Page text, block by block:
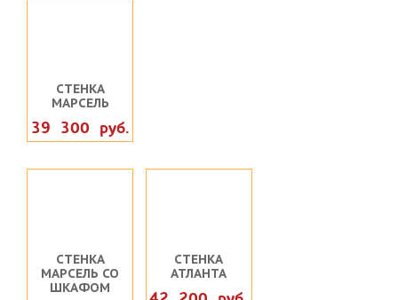
СТЕНКА
МАРСЕЛЬ
39 300 руб.
СТЕНКА
МАРСЕЛЬ СО
ШКАФОМ
СТЕНКА
АТЛАНТА